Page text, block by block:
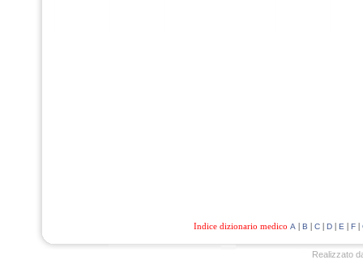
Indice dizionario medico A | B | C| D| E | F|
Realizzato